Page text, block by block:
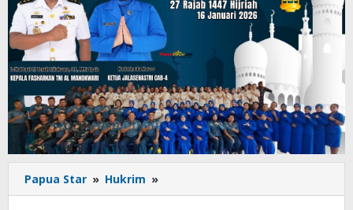
Papua Star » Hukrim »
XVIII/Kasuari